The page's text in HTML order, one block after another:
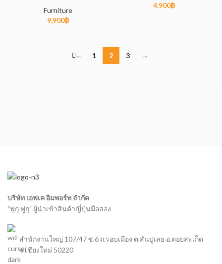
Furniture
9,900฿
4,900฿
← 1 2 3 →
บริษัท เอฟเค อิมพอร์ท จำกัด
"ฟูกุ ฟูกุ" ผู้นำเข้าสินค้าญี่ปุ่นมือสอง
สำนักงานใหญ่ 107/47 ซ.6 ถ.รอบเมือง ต.สันปูเลย อ.ดอยสะเก็ด
จ.เชียงใหม่ 50220